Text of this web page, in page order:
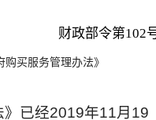
财政部令第102
买服务管理办法》
已经2019年11月19